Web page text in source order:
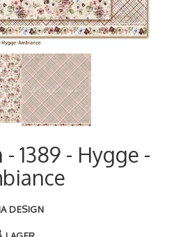
1389 - Hygge -
DESIGN